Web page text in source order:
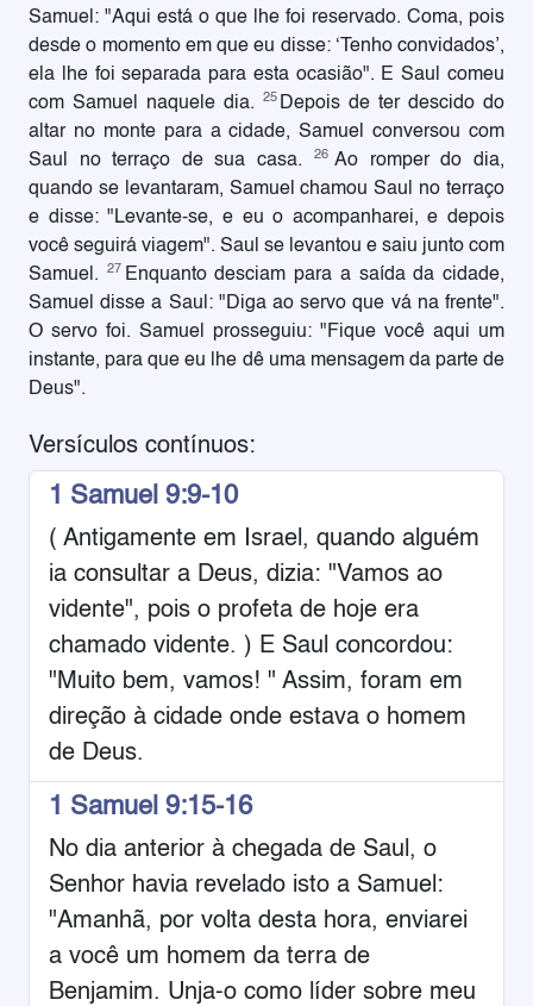
Samuel: "Aqui está o que lhe foi reservado. Coma, pois
desde o momento em que eu disse: ‘Tenho convidados’,
ela lhe foi separada para esta ocasião". E Saul comeu
com Samuel naquele dia.
25 Depois de ter descido do
altar no monte para a cidade, Samuel conversou com
Saul no terraço de sua casa.
26 Ao romper do dia,
quando se levantaram, Samuel chamou Saul no terraço
e disse: "Levante-se, e eu o acompanharei, e depois
você seguirá viagem". Saul se levantou e saiu junto com
Samuel.
27 Enquanto desciam para a saída da cidade,
Samuel disse a Saul: "Diga ao servo que vá na frente".
O servo foi. Samuel prosseguiu: "Fique você aqui um
instante, para que eu lhe dê uma mensagem da parte de
Deus".
Versículos contínuos:
1 Samuel 9:9-10
( Antigamente em Israel, quando alguém
ia consultar a Deus, dizia: "Vamos ao
vidente", pois o profeta de hoje era
chamado vidente. ) E Saul concordou:
"Muito bem, vamos! " Assim, foram em
direção à cidade onde estava o homem
de Deus.
1 Samuel 9:15-16
No dia anterior à chegada de Saul, o
Senhor havia revelado isto a Samuel:
"Amanhã, por volta desta hora, enviarei
a você um homem da terra de
Benjamim. Unja-o como líder sobre meu